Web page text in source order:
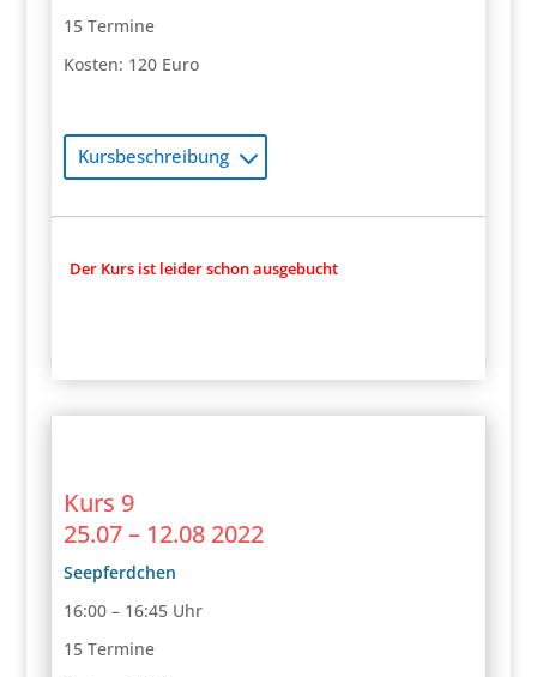
15 Termine
Kosten: 120 Euro
Kursbeschreibung
Der Kurs ist leider schon ausgebucht
Kurs 9
25.07 – 12.08 2022
Seepferdchen
16:00 – 16:45 Uhr
15 Termine